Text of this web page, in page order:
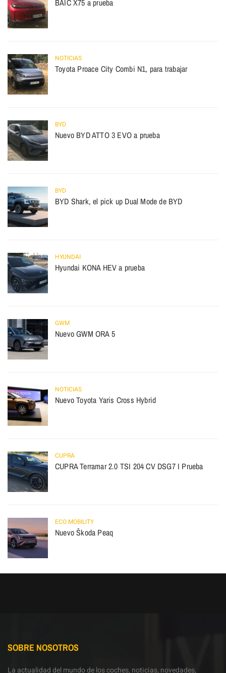
BAIC X75 a prueba
NOTICIAS
Toyota Proace City Combi N1, para trabajar
BYD
Nuevo BYD ATTO 3 EVO a prueba
BYD
BYD Shark, el pick up Dual Mode de BYD
HYUNDAI
Hyundai KONA HEV a prueba
GWM
Nuevo GWM ORA 5
NOTICIAS
Nuevo Toyota Yaris Cross Hybrid
CUPRA
CUPRA Terramar 2.0 TSI 204 CV DSG7 I Prueba
ECO MOBILITY
Nuevo Škoda Peaq
SOBRE NOSOTROS
La actualidad del mundo de los coches, noticias, novedades,